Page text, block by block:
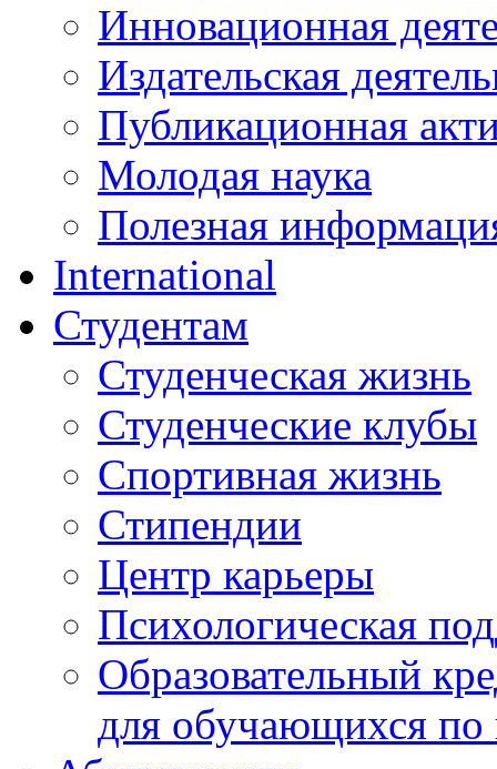
Инновационная
Издательская
Публикационная
Молодая наука
Полезная
International
Студентам
Студенческая жизнь
Студенческие клубы
Спортивная жизнь
Стипендии
Центр карьеры
Психологическая
Образовательный
для обучающихся